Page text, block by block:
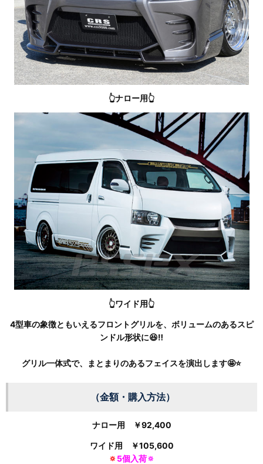
👆ナロー用👆
👆ワイド用👆
4型車の象徴ともいえるフロントグリルを、ボリュームのあるスピ
ンドル形状に😆‼
グリル一体式で、まとまりのあるフェイスを演出します🤩⭐
（金額・購入方法）
ナロー用 ￥92,400
ワイド用 ￥105,600
🔅 5個入荷🔅